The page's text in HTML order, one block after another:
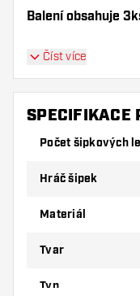
Balení obsahuje
Dartshopper tip!
Ujistěte se, že
násadky. Ty se
Vyzkoušejte jiný
vyhovuje nejlépe!
Číst více
SPECIFIKACE
Počet šipkových
Hráč šipek
Materiál
Tvar
Typ